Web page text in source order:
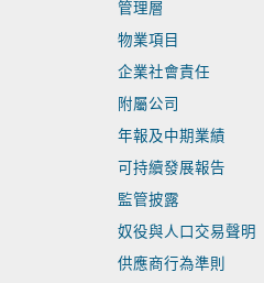
管理層
物業項目
企業社會責任
附屬公司
年報及中期業績
可持續發展報告
監管披露
奴役與人口交易聲明
供應商行為準則